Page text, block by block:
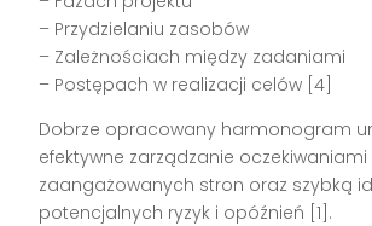
– Przydzielaniu zasobów
– Zależnościach między zadaniami
– Postępach w realizacji celów [4]
Dobrze opracowany harmonogram
efektywne zarządzanie oczekiwaniami
zaangażowanych stron oraz szybką
potencjalnych ryzyk i opóźnień [1].